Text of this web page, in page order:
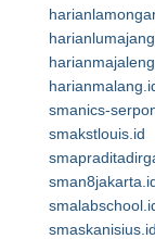
smanics-
smakstlouis.id
smaskanisius.id